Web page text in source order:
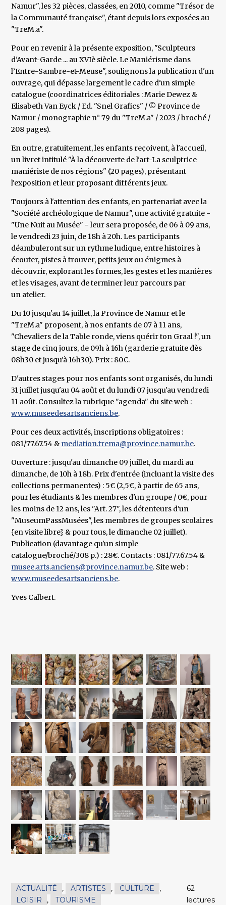
Namur", les 32 pièces, classées, en 2010, comme "Trésor de
la Communauté française", étant depuis lors exposées au
"TreM.a".
Pour en revenir à la présente exposition, "Sculpteurs
d'Avant-Garde ... au XVIè siècle. Le Maniérisme dans
l’Entre-Sambre-et-Meuse", soulignons la publication d'un
ouvrage, qui dépasse largement le cadre d'un simple
catalogue (coordinatrices éditoriales : Marie Dewez &
Elisabeth Van Eyck / Ed. "Snel Grafics" / © Province de
Namur / monographie n° 79 du "TreM.a" / 2023 / broché /
208 pages).
En outre, gratuitement, les enfants reçoivent, à l'accueil,
un livret intitulé "À la découverte de l'art-La sculptrice
maniériste de nos régions" (20 pages), présentant
l'exposition et leur proposant différents jeux.
Toujours à l'attention des enfants, en partenariat avec la
"Société archéologique de Namur", une activité gratuite -
"Une Nuit au Musée" - leur sera proposée, de 06 à 09 ans,
le vendredi 23 juin, de 18h à 20h. Les participants
déambuleront sur un rythme ludique, entre histoires à
écouter, pistes à trouver, petits jeux ou énigmes à
découvrir, explorant les formes, les gestes et les manières
et les visages, avant de terminer leur parcours par
un atelier.
Du 10 jusqu'au 14 juillet, la Province de Namur et le
"TreM.a" proposent, à nos enfants de 07 à 11 ans,
"Chevaliers de la Table ronde, viens quérir ton Graal !", un
stage de cinq jours, de 09h à 16h (garderie gratuite dès
08h30 et jusqu'à 16h30). Prix : 80€.
D'autres stages pour nos enfants sont organisés, du lundi
31 juillet jusqu'au 04 août et du lundi 07 jusqu'au vendredi
11 août. Consultez la rubrique "agenda" du site web :
www.museedesartsanciens.be.
Pour ces deux activités, inscriptions obligatoires :
081/77.67.54 & mediation.trema@province.namur.be.
Ouverture : jusqu'au dimanche 09 juillet, du mardi au
dimanche, de 10h à 18h. Prix d'entrée (incluant la visite des
collections permanentes) : 5€ (2,5€, à partir de 65 ans,
pour les étudiants & les membres d'un groupe / 0€, pour
les moins de 12 ans, les "Art. 27", les détenteurs d'un
"MuseumPassMusées", les membres de groupes scolaires
{en visite libre} & pour tous, le dimanche 02 juillet).
Publication (davantage qu'un simple
catalogue/broché/308 p.) : 28€. Contacts : 081/77.67.54 &
musee.arts.anciens@province.namur.be. Site web :
www.museedesartsanciens.be.
Yves Calbert.
ACTUALITÉ , ARTISTES , CULTURE
,
LOISIR
, TOURISME
62
lectures